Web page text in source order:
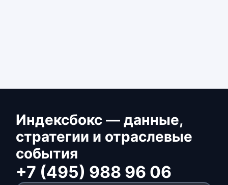
Индексбокс — данные,
стратегии и отраслевые
события
+7 (495) 988 96 06